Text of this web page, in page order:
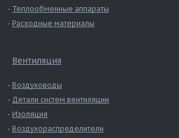
Теплообменные аппараты
Расходные материалы
Вентиляция
Воздуховоды
Детали систем вентиляции
Изоляция
Воздухораспределители